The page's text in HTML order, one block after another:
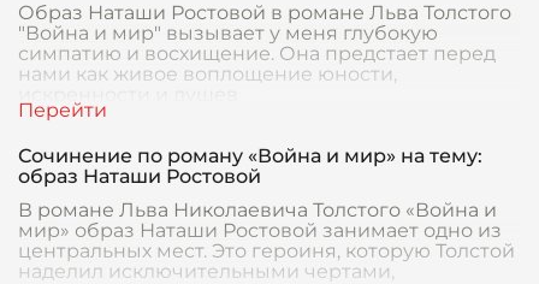
Образ Наташи Ростовой в романе Льва Толстого
"Война и мир" вызывает у меня глубокую
симпатию и восхищение. Она предстает перед
нами как живое воплощение юности,
Сочинение по роману «Война и мир» на тему:
образ Наташи Ростовой
В романе Льва Николаевича Толстого «Война и
мир» образ Наташи Ростовой занимает одно из
центральных мест. Это героиня, которую Толстой
наделил исключительными чертами,